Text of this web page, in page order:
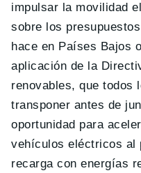
impulsar la movilidad
sobre los
hace en Países Bajos
aplicación de la
renovables, que todos
transponer antes de
oportunidad para
vehículos eléctricos al
recarga con energías